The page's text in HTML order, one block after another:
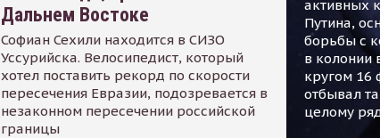
Дальнем Востоке
Софиан Сехили находится в СИЗО
Уссурийска. Велосипедист, который
хотел поставить рекорд по скорости
пересечения Евразии, подозревается в
незаконном пересечении российской
границы
активных
Путина,
борьбы с
в колонии
кругом 16
отбывал
целому